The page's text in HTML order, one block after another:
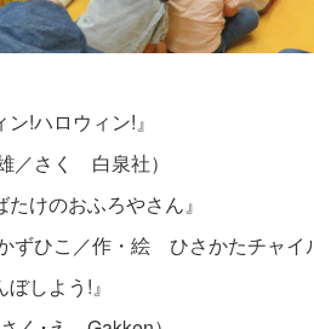
ン!ハロウィン!』
／さく 白泉社）
たけのおふろやさん』
かずひこ／作・絵 ひさかたチャイ
ぼしよう!』